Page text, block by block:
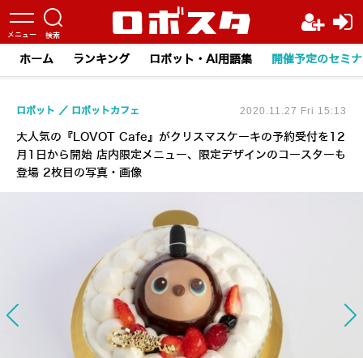
ホーム ランキング ロボット・AI用語集 開催予定のセミ
大人気の『LOVOT Cafe』がクリスマスケーキの予約受付を12
月1日から開始 店内限定メニュー、限定デザインのコースターも
登場 2枚目の写真・画像
ロボット ロボットカフェ 2020.11.27 Fri 15:13